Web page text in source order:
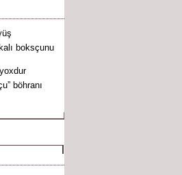
boksçunu
böhranı